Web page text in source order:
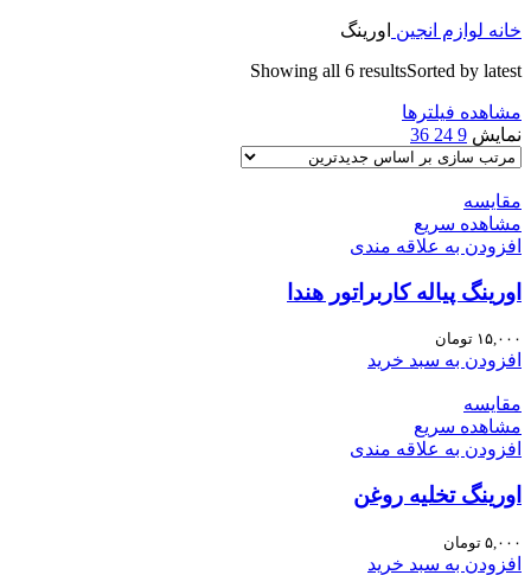
خانه لوازم انجین اورینگ
Showing all 6 resultsSorted by latest
مشاهده فیلترها
نمایش 9
24
36
مقایسه
مشاهده سریع
افزودن به علاقه مندی
اورینگ پیاله کاربراتور هندا
۱۵,۰۰۰ تومان
افزودن به سبد خرید
مقایسه
مشاهده سریع
افزودن به علاقه مندی
اورینگ تخلیه روغن
۵,۰۰۰ تومان
افزودن به سبد خرید